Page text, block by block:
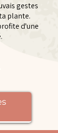
gestes
plante.
d'une